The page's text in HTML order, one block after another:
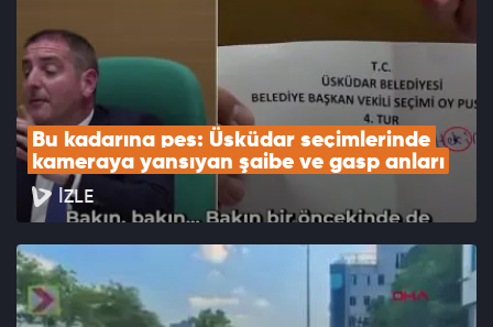
Bu kadarına pes: Üsküdar seçimlerinde
kameraya yansıyan şaibe ve gasp anları
İZLE